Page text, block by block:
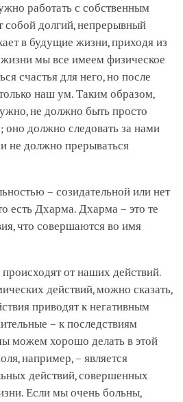
работать с собственным
собой долгий, непрерывный
в будущие жизни, приходя из
мы все имеем физическое
счастья для него, но после
наш ум. Таким образом,
не должно быть просто
должно следовать за нами
не должно прерываться
– созидательной или нет
есть Дхарма. Дхарма – это те
что совершаются во имя
от наших действий.
действий, можно сказать,
приводят к негативным
– к последствиям
можем хорошо делать в этой
например, – является
действий, совершенных
Если мы очень больны,